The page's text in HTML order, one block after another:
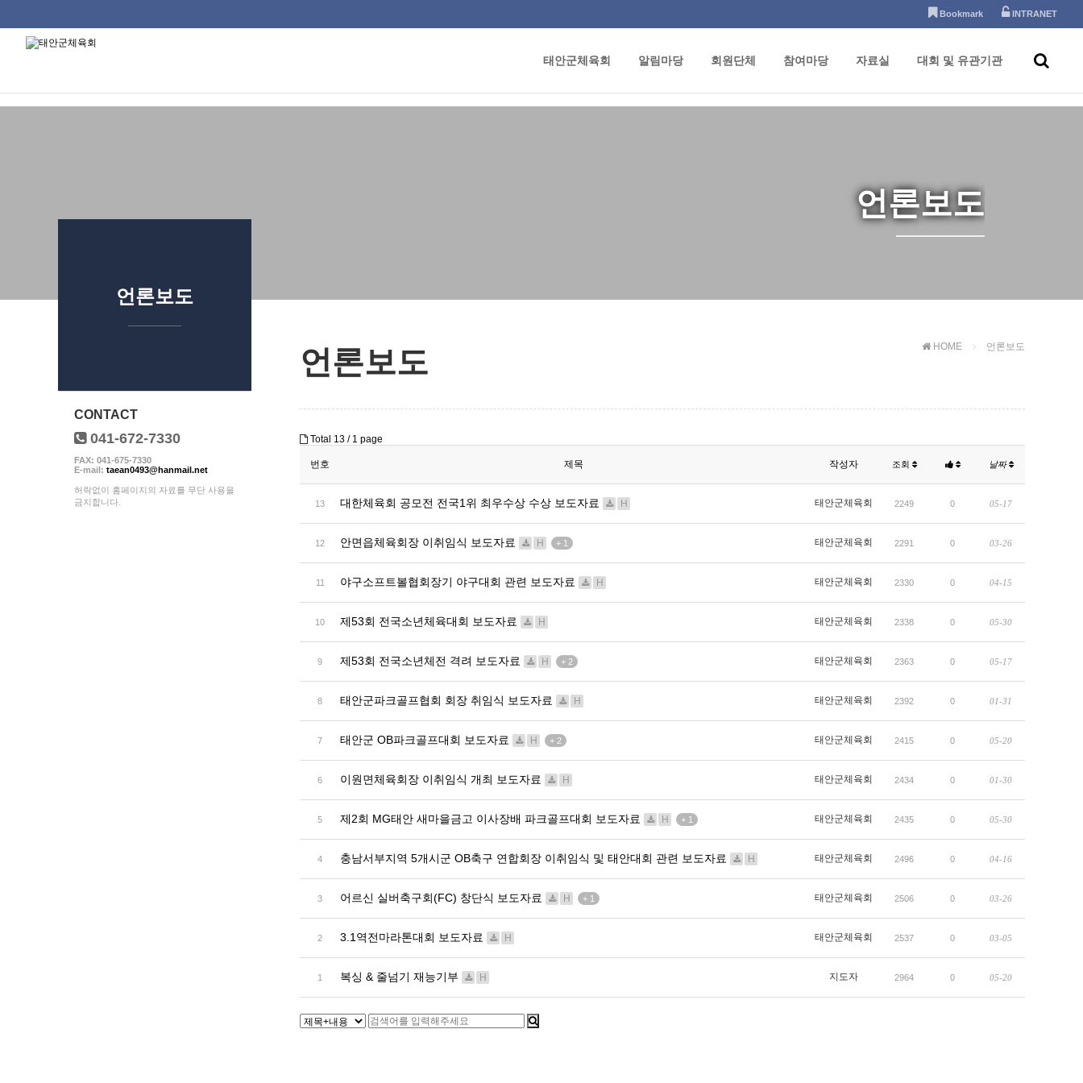
Bookmark INTRANET
태안군체육회 알림마당 회원단체 참여마당 자료실 대회 및 유관기관
언론보도
언론보도 HOME 언론보도
Total 13 /1 page
번호 제목 작성자 조회 날짜
13 대한체육회 공모전 전국1위 최우수상 수상 보도자료 H 태안군체육회 2249 0 05-17
12 안면읍체육회장 이취임식 보도자료 H + 1 태안군체육회 2291 0 03-26
11 야구소프트볼협회장기 야구대회 관련 보도자료 H 태안군체육회 2330 0 04-15
10 제53회 전국소년체육대회 보도자료 H 태안군체육회 2338 0 05-30
9 제53회 전국소년체전 격려 보도자료 H + 2 태안군체육회 2363 0 05-17
8 태안군파크골프협회 회장 취임식 보도자료 H 태안군체육회 2392 0 01-31
7 태안군 OB파크골프대회 보도자료 H + 2 태안군체육회 2415 0 05-20
6 이원면체육회장 이취임식 개최 보도자료 H 태안군체육회 2434 0 01-30
5 제2회 MG태안 새마을금고 이사장배 파크골프대회 보도자료 H + 1 태안군체육회 2435 0 05-30
4 충남서부지역 5개시군 OB축구 연합회장 이취임식 및 태안대회 관련 보도자료 H 태안군체육회 2496 0 04-16
3 어르신 실버축구회(FC) 창단식 보도자료 H + 1 태안군체육회 2506 0 03-26
2 3.1역전마라톤대회 보도자료 H 태안군체육회 2537 0 03-05
1 복싱 & 줄넘기 재능기부 H 지도자 2964 0 05-20
언론보도
CONTACT
041-672-7330
FAX: 041-675-7330
E-mail: taean0493@hanmail.net
허락없이 홈페이지의 자료를 무단 사용을
금지합니다.